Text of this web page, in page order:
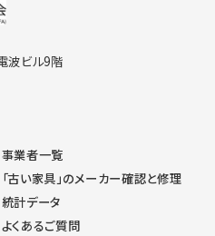
波ビル9階
事業者一覧
「古い家具」のメーカー確認と修理
統計データ
よくあるご質問